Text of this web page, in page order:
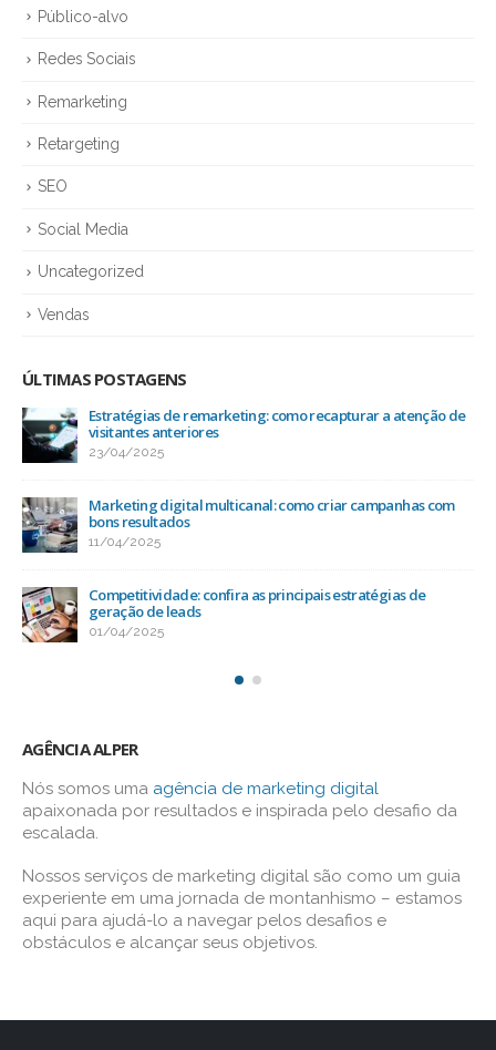
Público-alvo
Redes Sociais
Remarketing
Retargeting
SEO
Social Media
Uncategorized
Vendas
ÚLTIMAS POSTAGENS
Estratégias de remarketing: como recapturar a atenção de
visitantes anteriores
23/04/2025
Marketing digital multicanal: como criar campanhas com
bons resultados
11/04/2025
Competitividade: confira as principais estratégias de
geração de leads
01/04/2025
AGÊNCIA ALPER
Nós somos uma agência de marketing digital
apaixonada por resultados e inspirada pelo desafio da
escalada.
Nossos serviços de marketing digital são como um guia
experiente em uma jornada de montanhismo – estamos
aqui para ajudá-lo a navegar pelos desafios e
obstáculos e alcançar seus objetivos.